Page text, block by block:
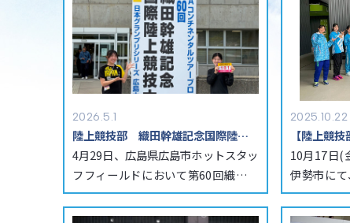
2026.5.1
陸上競技部 織田幹雄記念国際陸上競技大会日本GPシリーズ
4月29日、広島県広島市ホットスタッ
フフィールドにおいて第60回織田幹
雄記念国際陸上競技大会日本グラ
[…]
2025.10.22
10月17日(
伊勢市にて
が行われ